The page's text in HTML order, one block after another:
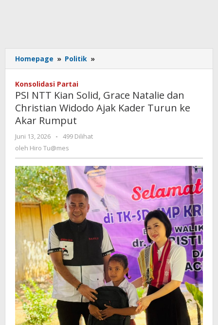
Homepage » Politik »
NTT
Grace
Natalie
Kader
Turun
ke
Akar
Rumput
Konsolidasi Partai
PSI NTT Kian Solid, Grace Natalie dan
Christian Widodo Ajak Kader Turun ke
Akar Rumput
Juni 13, 2026
oleh
Hiro
-
499 Dilihat
oleh Hiro Tu@mes